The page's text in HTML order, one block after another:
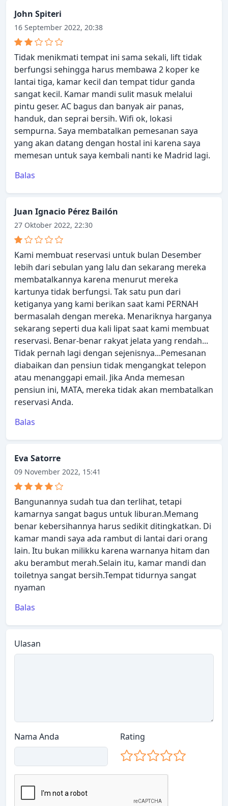
John Spiteri
16 September 2022, 20:38
Tidak menikmati tempat ini sama sekali, lift tidak
berfungsi sehingga harus membawa 2 koper ke
lantai tiga, kamar kecil dan tempat tidur ganda
sangat kecil. Kamar mandi sulit masuk melalui
pintu geser. AC bagus dan banyak air panas,
handuk, dan seprai bersih. Wifi ok, lokasi
sempurna. Saya membatalkan pemesanan saya
yang akan datang dengan hostal ini karena saya
memesan untuk saya kembali nanti ke Madrid lagi.
Balas
Juan Ignacio Pérez Bailón
27 Oktober 2022, 22:30
Kami membuat reservasi untuk bulan Desember
lebih dari sebulan yang lalu dan sekarang mereka
membatalkannya karena menurut mereka
kartunya tidak berfungsi. Tak satu pun dari
ketiganya yang kami berikan saat kami PERNAH
bermasalah dengan mereka. Menariknya harganya
sekarang seperti dua kali lipat saat kami membuat
reservasi. Benar-benar rakyat jelata yang rendah...
Tidak pernah lagi dengan sejenisnya...Pemesanan
diabaikan dan pensiun tidak mengangkat telepon
atau menanggapi email. Jika Anda memesan
pensiun ini, MATA, mereka tidak akan membatalkan
reservasi Anda.
Balas
Eva Satorre
09 November 2022, 15:41
Bangunannya sudah tua dan terlihat, tetapi
kamarnya sangat bagus untuk liburan.Memang
benar kebersihannya harus sedikit ditingkatkan. Di
kamar mandi saya ada rambut di lantai dari orang
lain. Itu bukan milikku karena warnanya hitam dan
aku berambut merah.Selain itu, kamar mandi dan
toiletnya sangat bersih.Tempat tidurnya sangat
nyaman
Balas
Ulasan
Nama Anda Rating